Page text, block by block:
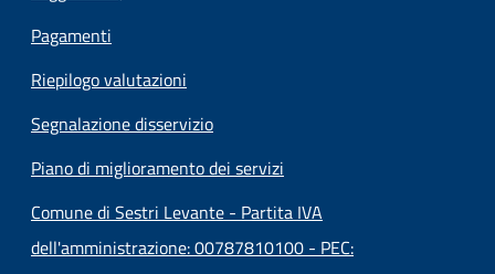
Pagamenti
Riepilogo valutazioni
Segnalazione disservizio
Piano di miglioramento dei servizi
Comune di Sestri Levante - Partita IVA
dell'amministrazione: 00787810100 - PEC: